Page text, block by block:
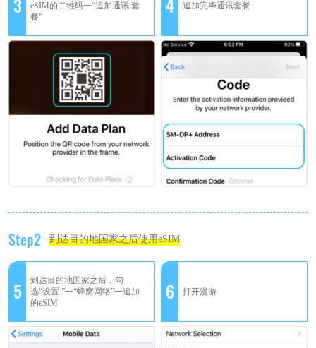
3
eSIM的二维码一“追加通讯 套
餐”
4 追加完毕通讯套餐
Step2 到达目的地国家之后使用eSIM
5
到达目的地国家之后，勾
选“设置 ”一“蜂窝网络”一追加
的eSIM
6 打开漫游